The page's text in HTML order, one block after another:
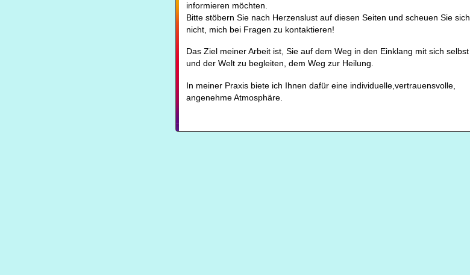
informieren möchten.
Bitte stöbern Sie nach Herzenslust auf diesen Seiten und scheuen Sie sich
nicht, mich bei Fragen zu kontaktieren!
Das Ziel meiner Arbeit ist, Sie auf dem Weg in den Einklang mit sich selbst
und der Welt zu begleiten, dem Weg zur Heilung.
In meiner Praxis biete ich Ihnen dafür eine individuelle,vertrauensvolle,
angenehme Atmosphäre.